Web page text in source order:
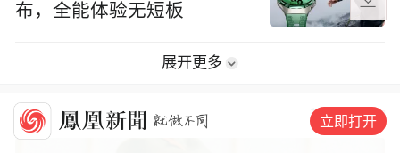
布，全能体验无短板
展开更多
历史 趣史 军史
立即打开